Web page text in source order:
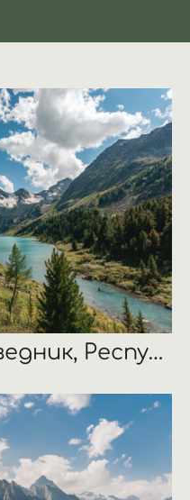
Катунский заповедник, Республика Алтай